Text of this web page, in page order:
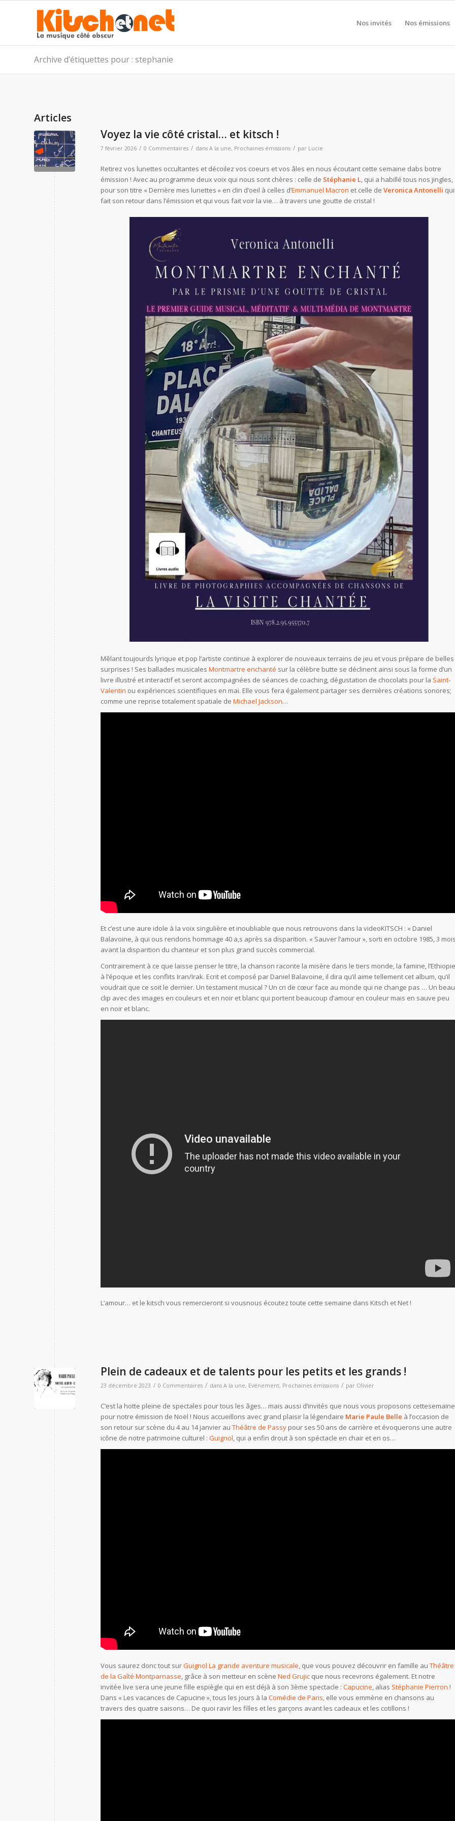
Nos invités Nos émissions
Archive d’étiquettes pour : stephanie
Articles
Voyez la vie côté cristal… et kitsch !
7 février 2026 / 0 Commentaires / dans A la une, Prochaines émissions / par Lucie
Retirez vos lunettes occultantes et décoilez vos coeurs et vos âles en nous écoutant cette semaine dabs botre
émission ! Avec au programme deux voix qui nous sont chères : celle de Stéphanie L, qui a habillé tous nos jingles,
pour son titre « Derrière mes lunettes » en clin d’oeil à celles d’Emmanuel Macron et celle de Veronica Antonelli qui
fait son retour dans l’émission et qui vous fait voir la vie… à travers une goutte de cristal !
Mêlant toujourds lyrique et pop l’artiste continue à explorer de nouveaux terrains de jeu et vous prépare de belles
surprises ! Ses ballades musicales Montmartre enchanté sur la célèbre butte se déclinent ainsi sous la forme d’un
livre illustré et interactif et seront accompagnées de séances de coaching, dégustation de chocolats pour la Saint-
Valentin ou expériences scientifiques en mai. Elle vous fera également partager ses dernières créations sonores;
comme une reprise totalement spatiale de Michael Jackson…
Et c’est une aure idole à la voix singulière et inoubliable que nous retrouvons dans la videoKITSCH : « Daniel
Balavoine, à qui ous rendons hommage 40 a,s après sa disparition. « Sauver l’amour », sorti en octobre 1985, 3
avant la disparition du chanteur et son plus grand succès commercial.
Contrairement à ce que laisse penser le titre, la chanson raconte la misère dans le tiers monde, la famine, l’Ethiopie
à l’époque et les conflits Iran/Irak. Ecrit et composé par Daniel Balavoine, il dira qu’il aime tellement cet album, qu’il
voudrait que ce soit le dernier. Un testament musical ? Un cri de cœur face au monde qui ne change pas … Un beau
clip avec des images en couleurs et en noir et blanc qui portent beaucoup d’amour en couleur mais en sauve peu
en noir et blanc.
L’amour… et le kitsch vous remercieront si vousnous écoutez toute cette semaine dans Kitsch et Net !
Plein de cadeaux et de talents pour les petits et les grands !
23 décembre 2023 / 0 Commentaires / dans A la une, Evénement, Prochaines émissions / par Olivier
C’est la hotte pleine de spectales pour tous les âges… mais aussi d’invités que nous vous proposons cettesemaine
pour notre émission de Noël ! Nous accueillons avec grand plaisir la légendaire Marie Paule Belle à l’occasion de
son retour sur scène du 4 au 14 janvier au Théâtre de Passy pour ses 50 ans de carrière et évoquerons une autre
icône de notre patrimoine culturel : Guignol, qui a enfin drout à son spéctacle en chair et en os…
Vous saurez donc tout surGuignol La grande aventure musicale , que vous pouvez découvrir en famille au Théâtre
de la Gaîté Montparnasse , grâce à son metteur en scène Ned Grujic que nous recevrons également. Et notre
invitée live sera une jeune fille espiègle qui en est déjà à son 3ème spectacle : Capucine , alias Stéphanie Pierron !
Dans « Les vacances de Capucine », tous les jours à la Comédie de Paris , elle vous emmène en chansons au
travers des quatre saisons… De quoi ravir les filles et les garçons avant les cadeaux et les cotillons !